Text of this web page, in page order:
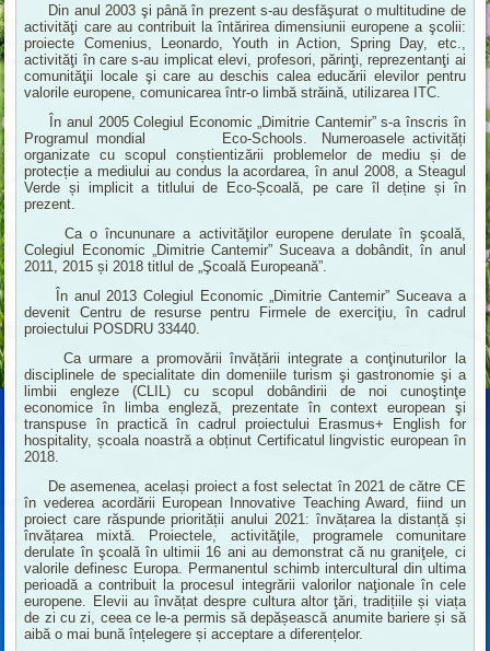
Din anul 2003 şi până în prezent s-au desfăşurat o multitudine de
activităţi care au contribuit la întărirea dimensiunii europene a şcolii:
proiecte Comenius, Leonardo, Youth in Action, Spring Day, etc.,
activităţi în care s-au implicat elevi, profesori, părinţi, reprezentanţi ai
comunităţii locale şi care au deschis calea educării elevilor pentru
valorile europene, comunicarea într-o limbă străină, utilizarea ITC.
În anul 2005 Colegiul Economic „Dimitrie Cantemir” s-a înscris în
Programul mondial Eco-Schools. Numeroasele activități
organizate cu scopul conștientizării problemelor de mediu și de
protecție a mediului au condus la acordarea, în anul 2008, a Steagul
Verde și implicit a titlului de Eco-Școală, pe care îl deține și în
prezent.
Ca o încununare a activităţilor europene derulate în şcoală,
Colegiul Economic „Dimitrie Cantemir” Suceava a dobândit, în anul
2011, 2015 și 2018 titlul de „Şcoală Europeană”.
În anul 2013 Colegiul Economic „Dimitrie Cantemir” Suceava a
devenit Centru de resurse pentru Firmele de exerciţiu, în cadrul
proiectului POSDRU 33440.
Ca urmare a promovării învățării integrate a conţinuturilor la
disciplinele de specialitate din domeniile turism şi gastronomie şi a
limbii engleze (CLIL) cu scopul dobândirii de noi cunoştinţe
economice în limba engleză, prezentate în context european şi
transpuse în practică în cadrul proiectului Erasmus+ English for
hospitality, școala noastră a obținut Certificatul lingvistic european în
2018.
De asemenea, același proiect a fost selectat în 2021 de către CE
în vederea acordării European Innovative Teaching Award, fiind un
proiect care răspunde priorității anului 2021: învățarea la distanță și
învățarea mixtă. Proiectele, activităţile, programele comunitare
derulate în şcoală în ultimii 16 ani au demonstrat că nu graniţele, ci
valorile definesc Europa. Permanentul schimb intercultural din ultima
perioadă a contribuit la procesul integrării valorilor naţionale în cele
europene. Elevii au învățat despre cultura altor ţări, tradițiile și viața
de zi cu zi, ceea ce le-a permis să depășească anumite bariere și să
aibă o mai bună înțelegere și acceptare a diferențelor.